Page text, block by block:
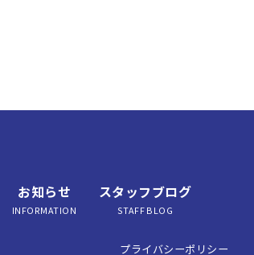
お知らせ
INFORMATION
スタッフブログ
STAFF BLOG
プライバシーポリシー